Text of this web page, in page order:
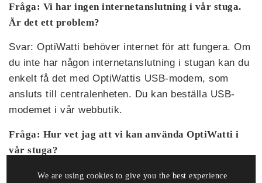
Fråga: Vi har ingen internetanslutning i vår stuga.
Är det ett problem?
Svar: OptiWatti behöver internet för att fungera. Om
du inte har någon internetanslutning i stugan kan du
enkelt få det med OptiWattis USB-modem, som
ansluts till centralenheten. Du kan beställa USB-
modemet i vår webbutik.
Fråga: Hur vet jag att vi kan använda OptiWatti i
vår stuga?
Svar: OptiWatti kan användas i stugor med el- eller
We are using cookies to give you the best experience